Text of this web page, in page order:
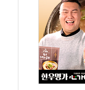
인 영상 잇단 흥행…최대
쿠팡이츠와 손 잡는다
안암병원에 환아 보호자
월렛과 MOU…여행·투자
탁고 2조 돌파…올해
뮤지엄, 올드카·클래식